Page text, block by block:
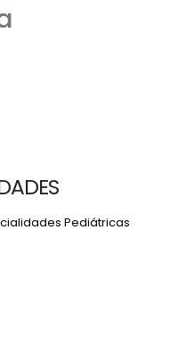
Pediátricas